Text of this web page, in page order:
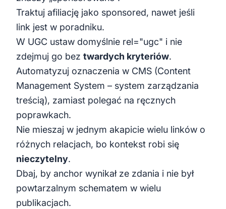
Traktuj afiliację jako sponsored, nawet jeśli
link jest w poradniku.
W UGC ustaw domyślnie rel="ugc" i nie
zdejmuj go bez twardych kryteriów.
Automatyzuj oznaczenia w CMS (Content
Management System – system zarządzania
treścią), zamiast polegać na ręcznych
poprawkach.
Nie mieszaj w jednym akapicie wielu linków o
różnych relacjach, bo kontekst robi się
nieczytelny.
Dbaj, by anchor wynikał ze zdania i nie był
powtarzalnym schematem w wielu
publikacjach.